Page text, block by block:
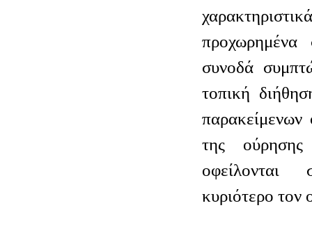
συνοδά
τοπική
παρακείμενων
της
κυριότερο τον